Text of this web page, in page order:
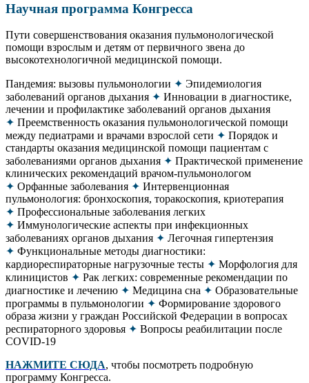
Научная программа Конгресса
Пути совершенствования оказания пульмонологической
помощи взрослым и детям от первичного звена до
высокотехнологичной медицинской помощи.
Пандемия: вызовы пульмонологии ✦ Эпидемиология
заболеваний органов дыхания ✦ Инновации в диагностике,
лечении и профилактике заболеваний органов дыхания
✦ Преемственность оказания пульмонологической помощи
между педиатрами и врачами взрослой сети ✦ Порядок и
стандарты оказания медицинской помощи пациентам с
заболеваниями органов дыхания ✦ Практической применение
клинических рекомендаций врачом-пульмонологом
✦ Орфанные заболевания ✦ Интервенционная
пульмонология: бронхоскопия, торакоскопия, криотерапия
✦ Профессиональные заболевания легких
✦ Иммунологические аспекты при инфекционных
заболеваниях органов дыхания ✦ Легочная гипертензия
✦ Функциональные методы диагностики:
кардиореспираторные нагрузочные тесты ✦ Морфология для
клиницистов ✦ Рак легких: современные рекомендации по
диагностике и лечению ✦ Медицина сна ✦ Образовательные
программы в пульмонологии ✦ Формирование здорового
образа жизни у граждан Российской Федерации в вопросах
респираторного здоровья ✦ Вопросы реабилитации после
COVID-19
НАЖМИТЕ СЮДА, чтобы посмотреть подробную
программу Конгресса.